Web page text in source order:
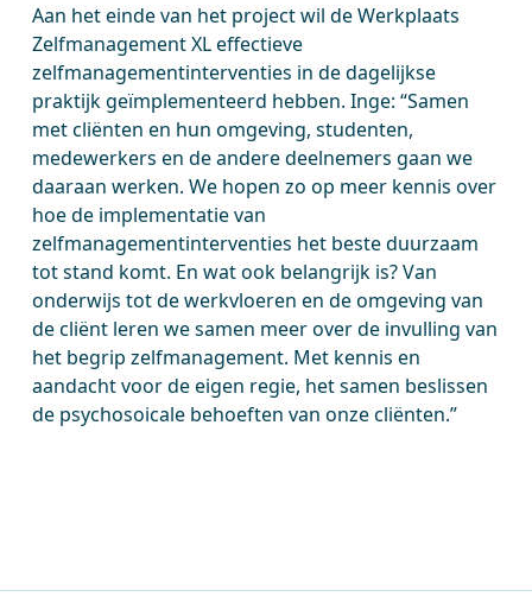
Aan het einde van het project wil de Werkplaats
Zelfmanagement XL effectieve
zelfmanagementinterventies in de dagelijkse
praktijk geïmplementeerd hebben. Inge: “Samen
met cliënten en hun omgeving, studenten,
medewerkers en de andere deelnemers gaan we
daaraan werken. We hopen zo op meer kennis over
hoe de implementatie van
zelfmanagementinterventies het beste duurzaam
tot stand komt. En wat ook belangrijk is? Van
onderwijs tot de werkvloeren en de omgeving van
de cliënt leren we samen meer over de invulling van
het begrip zelfmanagement. Met kennis en
aandacht voor de eigen regie, het samen beslissen
de psychosoicale behoeften van onze cliënten.”